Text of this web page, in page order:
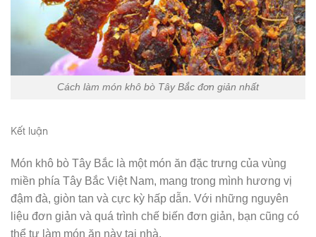
Cách làm món khô bò Tây Bắc đơn giản nhất
Kết luận
Món khô bò Tây Bắc là một món ăn đặc trưng của vùng
miền phía Tây Bắc Việt Nam, mang trong mình hương vị
đậm đà, giòn tan và cực kỳ hấp dẫn. Với những nguyên
liệu đơn giản và quá trình chế biến đơn giản, bạn cũng có
thể tự làm món ăn này tại nhà.